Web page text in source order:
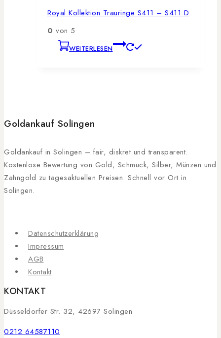
Royal Kollektion Trauringe S411 – S411 D
0 von 5
WEITERLESEN
Goldankauf Solingen
Goldankauf in Solingen – fair, diskret und transparent.
Kostenlose Bewertung von Gold, Schmuck, Silber, Münzen und
Zahngold zu tagesaktuellen Preisen. Schnell vor Ort in
Solingen.
Datenschutzerklärung
Impressum
AGB
Kontakt
KONTAKT
Düsseldorfer Str. 32, 42697 Solingen
0212 64587110